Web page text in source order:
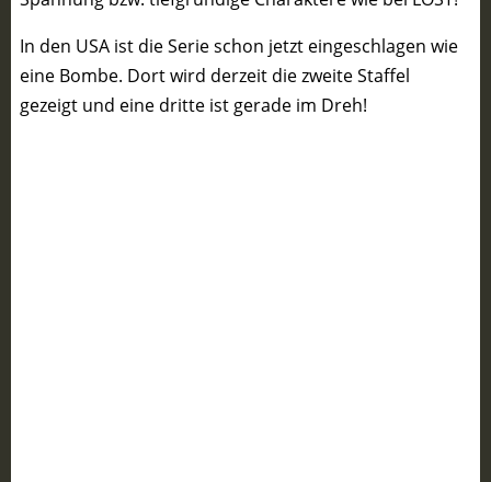
In den USA ist die Serie schon jetzt eingeschlagen wie
eine Bombe. Dort wird derzeit die zweite Staffel
gezeigt und eine dritte ist gerade im Dreh!